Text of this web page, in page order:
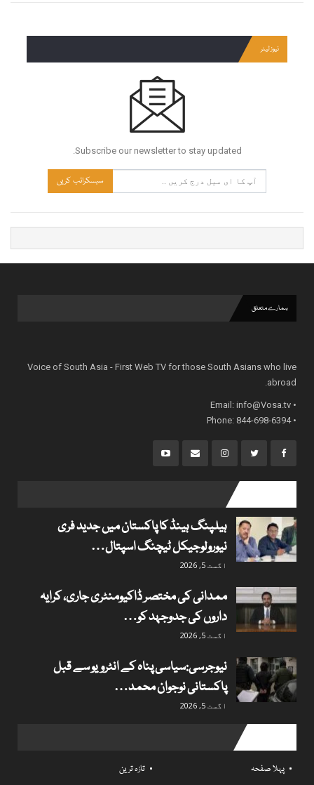
نیوز لیٹر
Subscribe our newsletter to stay updated.
سبسکرائب کریں
ہمارے متعلق
Voice of South Asia - First Web TV for those South Asians who live
abroad.
• Email:
info@Vosa.tv
• Phone: 844-698-6394
ہیلپنگ ہینڈ کا پاکستان میں جدید فری
نیورولوجیکل ٹیچنگ اسپتال…
اگست 5, 2026
ممدانی کی مختصر ڈاکیومنٹری جاری، کرایہ
داروں کی جدوجہد کو…
اگست 5, 2026
نیوجرسی:سیاسی پناہ کے انٹرویو سے قبل
پاکستانی نوجوان محمد…
اگست 5, 2026
پہلا صفحہ تازہ ترین